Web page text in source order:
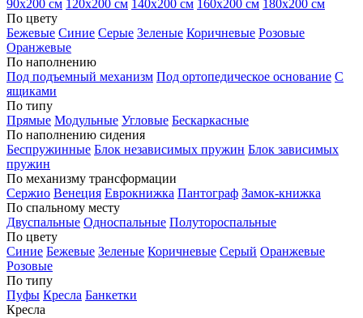
90х200 см 120х200 см 140х200 см 160х200 см 180х200 см
По цвету
Бежевые Синие Серые Зеленые Коричневые Розовые
Оранжевые
По наполнению
Под подъемный механизм Под ортопедическое основание С
ящиками
По типу
Прямые Модульные Угловые Бескаркасные
По наполнению сидения
Беспружинные Блок независимых пружин Блок зависимых
пружин
По механизму трансформации
Сержио Венеция Еврокнижка Пантограф Замок-книжка
По спальному месту
Двуспальные Односпальные Полутороспальные
По цвету
Синие Бежевые Зеленые Коричневые Серый Оранжевые
Розовые
По типу
Пуфы Кресла Банкетки
Кресла